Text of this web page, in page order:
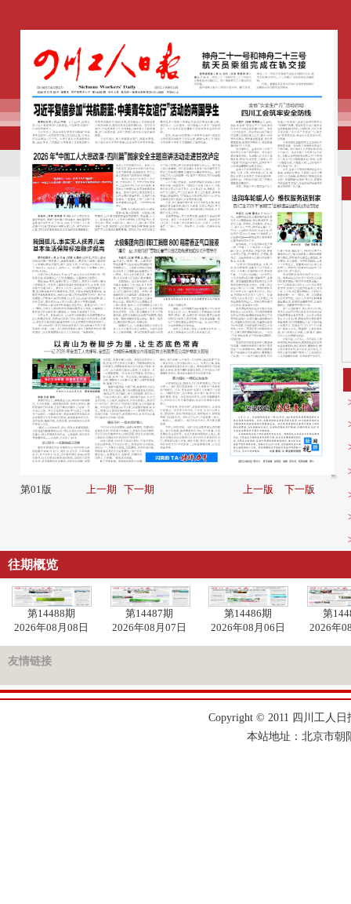
第01版 上一期 下一期 上一版 下一版
往期概览
第14488期
2026年08月08日
第14487期
2026年08月07日
第14486期
2026年08月06日
第
2026年
友情链接
Copyright © 2011 四川工人
本站地址：北京市